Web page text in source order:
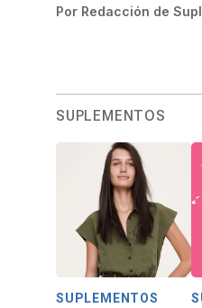
Por Redacción de
SUPLEMENTOS
SUPLEMENTOS